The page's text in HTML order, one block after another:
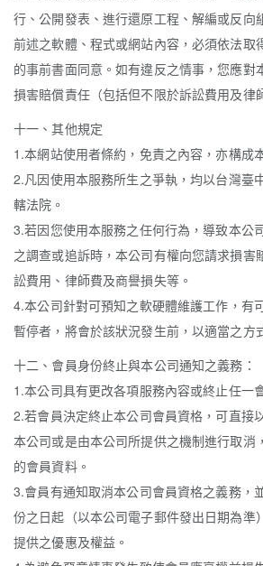
行、公開發表、進行還原工程、解編或反向
前述之軟體、程式或網站內容，必須依法取
的事前書面同意。如有違反之情事，您應對
損害賠償責任（包括但不限於訴訟費用及律
十一、其他規定
1.本網站使用者條約，免責之內容，亦構成
2.凡因使用本服務所生之爭執，均以台灣臺
轄法院。
3.若因您使用本服務之任何行為，導致本公
之調查或追訴時，本公司有權向您請求損害
訟費用、律師費及商譽損失等。
4.本公司針對可預知之軟硬體維護工作，有
暫停者，將會於該狀況發生前，以適當之方
十二、會員身份終止與本公司通知之義務：
1.本公司具有更改各項服務內容或終止任一
2.若會員決定終止本公司會員資格，可直接
本公司或是由本公司所提供之機制進行取消
的會員資料。
3.會員有通知取消本公司會員資格之義務，
份之日起（以本公司電子郵件發出日期為準
提供之優惠及權益。